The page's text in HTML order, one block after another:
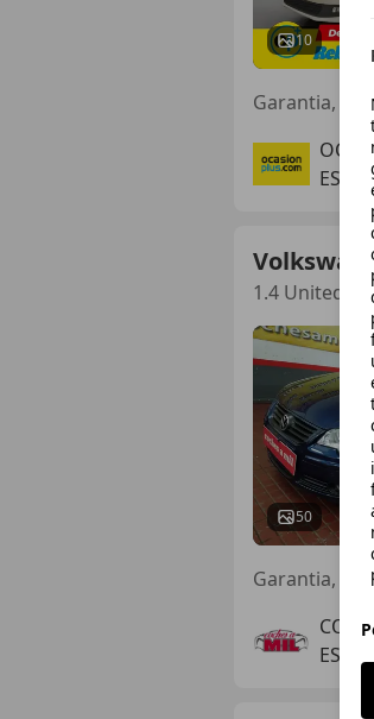
10
ES-
1.4 United 80
50
Garantia,
ES-